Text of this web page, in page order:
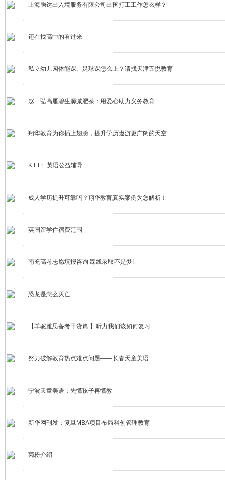
上海腾达出入境服务有限公司出国打工工作怎么样？
还在找高中的看过来
私立幼儿园体能课、足球课怎么上？请找天津五悦教育
赵一弘高雁碧生源减肥茶：用爱心助力义务教育
翔华教育为你插上翅膀，提升学历遨游更广阔的天空
K.I.T.E 英语公益辅导
成人学历提升可靠吗？翔华教育真实案例为您解析！
英国留学住宿费范围
南充高考志愿填报咨询 踩线录取不是梦!
恐龙是怎么灭亡
【羊驼雅思备考干货篇 】听力我们该如何复习
努力破解教育热点难点问题——长春天童美语
宁波天童美语：先懂孩子再懂教
新华网刊发：复旦MBA项目布局科创管理教育
菊粉介绍